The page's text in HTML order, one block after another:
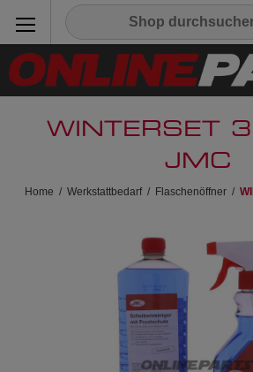
WINTERSET 3
JMC
Home / Werkstattbedarf / Flaschenöffner /